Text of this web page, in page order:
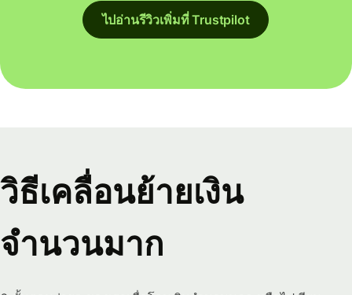
ไปอ่านรีวิวเพิ่มที่ Trustpilot
วิธีเคลื่อนย้ายเงิน
จำนวนมาก